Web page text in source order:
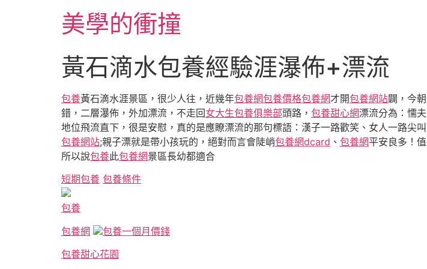
美學的衝撞
黃石滴水包養經驗涯瀑佈+漂流
包養黃石滴水涯景區，很少人往，近幾年包養網包養價格包養網才開包養網站闢，今
錯，二層瀑佈，外加漂流，不走回女大生包養俱樂部頭路， 包養甜心網漂流分為：懦
地位飛流直下，很是安慰，真的是應瞭漂流的那句標語：漢子一路歡笑、女人一路尖
包養網站;親子漂就是帶小孩玩的，絕對而言會陡峭包養網dcard 、 包養網平安良多！
所以說包養此包養網景區長幼都適合
短期包養 包養條件
包養
包養網
包養一個月價錢
包養甜心花園